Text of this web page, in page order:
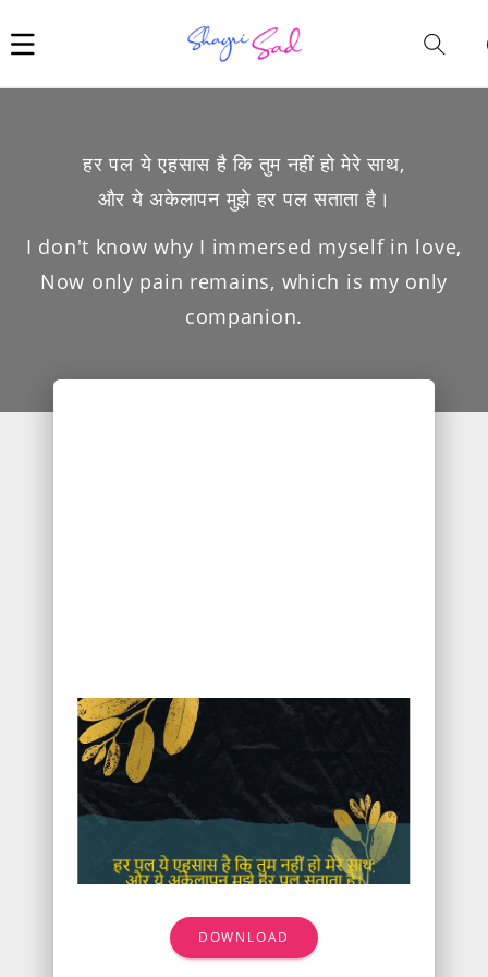
हर पल ये एहसास है कि तुम नहीं हो मेरे साथ,
और ये अकेलापन मुझे हर पल सताता है।
I don't know why I immersed myself in love,
Now only pain remains, which is my only
companion.
DOWNLOAD